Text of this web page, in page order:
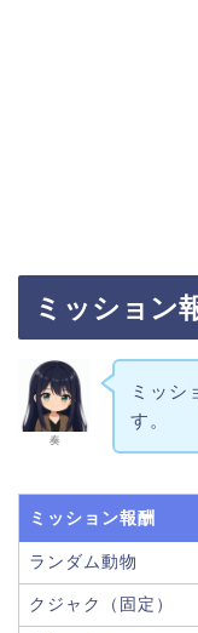
ミッション
奏
ミッシ
す。
ミッション報酬
ランダム動物
クジャク（固定）